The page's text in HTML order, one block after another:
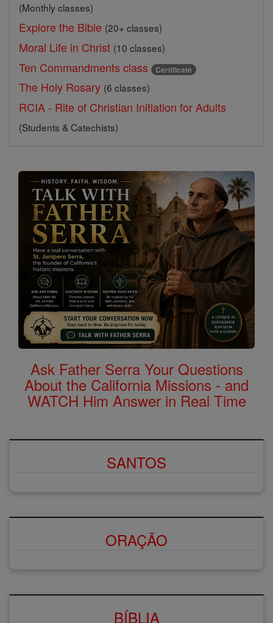
(Monthly classes)
Explore the Bible (20+ classes)
Moral Life in Christ (10 classes)
Ten Commandments class Certificate
The Holy Rosary (6 classes)
RCIA - Rite of Christian Initiation for Adults
(Students & Catechists)
Ask Father Serra Your Questions
About the California Missions - and
WATCH Him Answer in Real Time
SANTOS
ORAÇÃO
BÍBLIA